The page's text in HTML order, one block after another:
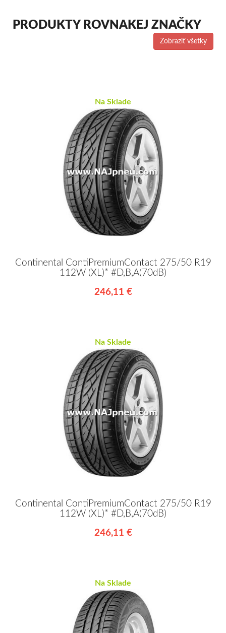
PRODUKTY ROVNAKEJ ZNAČKY
Zobraziť všetky
Na Sklade
Continental ContiPremiumContact 275/50 R19
112W (XL)* #D,B,A(70dB)
246,11 €
Na Sklade
Continental ContiPremiumContact 275/50 R19
112W (XL)* #D,B,A(70dB)
246,11 €
Na Sklade